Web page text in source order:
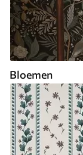
Bloemen